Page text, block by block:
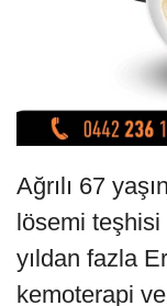
Ağrılı 67
lösemi
yıldan fazla
kemoterapi